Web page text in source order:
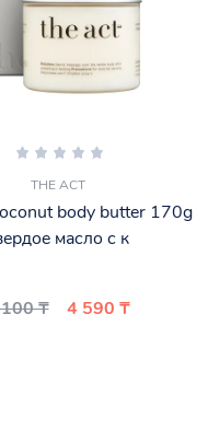
THE ACT
body butter 170g
масло с к
₸ 4 590 ₸